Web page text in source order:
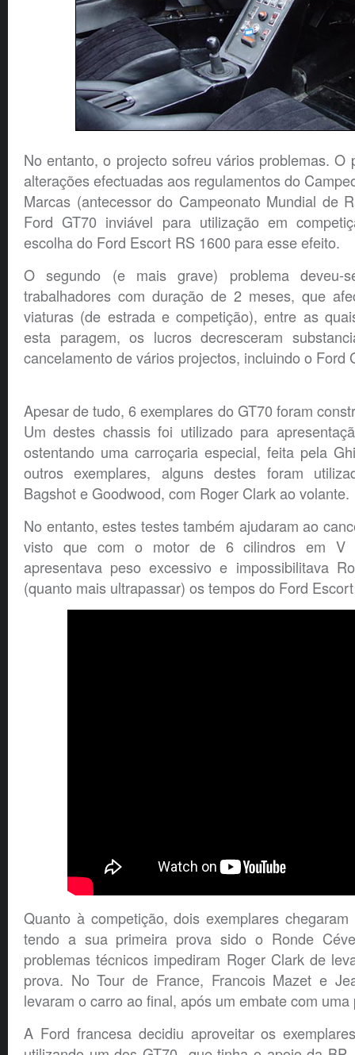
No entanto, o projecto sofreu vários problemas. O
alterações efectuadas aos regulamentos do
Marcas (antecessor do Campeonato Mundial de
Ford GT70 inviável para utilização em
escolha do Ford Escort RS 1600 para esse efeito.
O segundo (e mais grave) problema
trabalhadores com duração de 2 meses, que
viaturas (de estrada e competição), entre as
esta paragem, os lucros decresceram
cancelamento de vários projectos, incluindo o Ford
Apesar de tudo, 6 exemplares do GT70 foram
Um destes chassis foi utilizado para
ostentando uma carroçaria especial, feita pela
outros exemplares, alguns destes foram
Bagshot e Goodwood, com Roger Clark ao volante.
No entanto, estes testes também ajudaram ao
visto que com o motor de 6 cilindros em V
apresentava peso excessivo e impossibilitava
(quanto mais ultrapassar) os tempos do Ford
Quanto à competição, dois exemplares
tendo a sua primeira prova sido o Ronde
problemas técnicos impediram Roger Clark de
prova. No Tour de France, Francois Mazet e
levaram o carro ao final, após um embate com uma
A Ford francesa decidiu aproveitar os